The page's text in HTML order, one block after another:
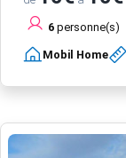
6 personne(s)
Mobil Home